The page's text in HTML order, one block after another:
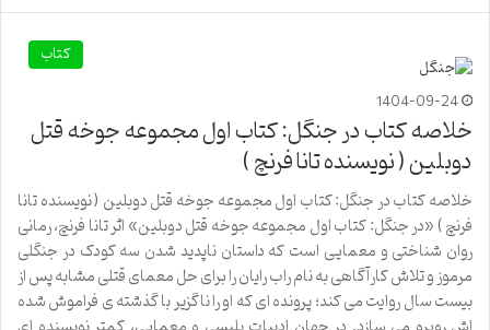
کتاب
1404-09-24
خلاصه کتاب در جنگل: کتاب اول مجموعه جوخه قتل
دوبلین ( نویسنده تانا فرنچ )
خلاصه کتاب در جنگل: کتاب اول مجموعه جوخه قتل دوبلین ( نویسنده تانا
فرنچ ) «در جنگل: کتاب اول مجموعه جوخه قتل دوبلین» اثر تانا فرنچ، رمانی
روان شناختی و معمایی است که داستان ناپدید شدن سه کودک در جنگلی
مرموز و تلاش کارآگاهی به نام راب رایان را برای حل معمای قتلی مشابه پس از
بیست سال روایت می کند؛ پرونده ای که او را ناگزیر با گذشته ی فراموش شده